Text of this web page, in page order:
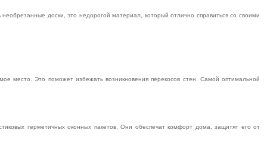
доски, это недорогой материал, который отлично справиться со своими
место. Это поможет избежать возникновения перекосов стен. Самой оптимальной
герметичных оконных пакетов. Они обеспечат комфорт дома, защитят его от